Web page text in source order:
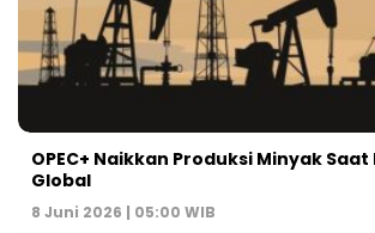
OPEC+ Naikkan Produksi Minyak
Global
8 Juni 2026 | 05:00 WIB